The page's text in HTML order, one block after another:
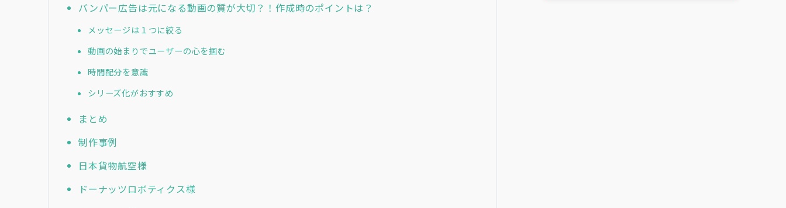
バンパー広告は元になる動画の質が大切？！作成時のポイントは？
メッセージは１つに絞る
動画の始まりでユーザーの心を掴む
時間配分を意識
シリーズ化がおすすめ
まとめ
制作事例
日本貨物航空様
ドーナッツロボティクス様